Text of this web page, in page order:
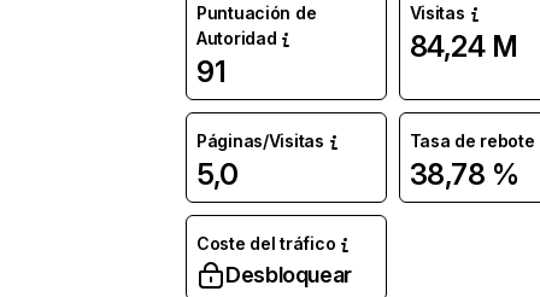
Puntuación de
Autoridad
91
Visitas
84,24 M
Páginas/Visitas
5,0
Tasa de rebote
38,78 %
Coste del tráfico
Desbloquear